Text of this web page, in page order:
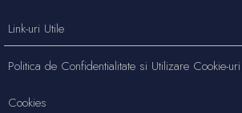
Link-uri Utile
Politica de Confidentialitate si Utilizare Cookie-uri
Cookies